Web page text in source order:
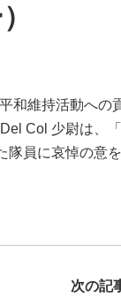
和維持活動への
Col 少尉は、
隊員に哀悼の意
次の記